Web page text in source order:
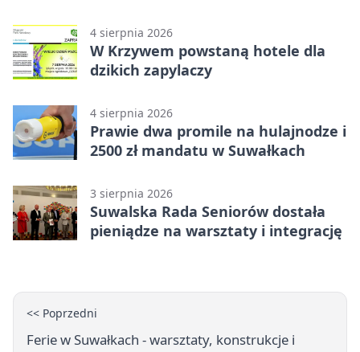
4 sierpnia 2026
W Krzywem powstaną hotele dla
dzikich zapylaczy
4 sierpnia 2026
Prawie dwa promile na hulajnodze i
2500 zł mandatu w Suwałkach
3 sierpnia 2026
Suwalska Rada Seniorów dostała
pieniądze na warsztaty i integrację
<< Poprzedni
Ferie w Suwałkach - warsztaty, konstrukcje i